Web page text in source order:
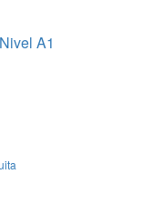
A1